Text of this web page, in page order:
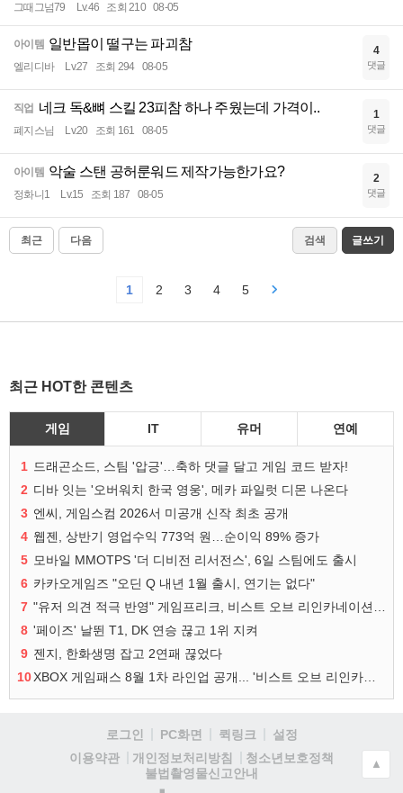
그때그넘79 Lv.46 조회 210 08-05
아이템 일반몹이 떨구는 파괴참
엘리디바 Lv.27 조회 294 08-05
4
댓글
직업 네크 독&뼈 스킬 23피참 하나 주웠는데 가격이..
폐지스님 Lv.20 조회 161 08-05
1
댓글
아이템 악술 스탠 공허룬워드 제작가능한가요?
정화니1 Lv.15 조회 187 08-05
2
댓글
최근 다음 검색 글쓰기
1 2 3 4 5
최근 HOT한 콘텐츠
게임 IT 유머 연예
1 드래곤소드, 스팀 '압긍'…축하 댓글 달고 게임 코드 받자!
2 디바 잇는 '오버워치 한국 영웅', 메카 파일럿 디몬 나온다
3 엔씨, 게임스컴 2026서 미공개 신작 최초 공개
4 웹젠, 상반기 영업수익 773억 원…순이익 89% 증가
5 모바일 MMOTPS '더 디비전 리서전스', 6일 스팀에도 출시
6 카카오게임즈 "오딘 Q 내년 1월 출시, 연기는 없다"
7
8 '페이즈' 날뛴 T1, DK 연승 끊고 1위 지켜
9 젠지, 한화생명 잡고 2연패 끊었다
10
로그인 PC화면 퀵링크
설정
이용약관
개인정보처리방침
청소년보호정책
불법촬영물신고안내
▲